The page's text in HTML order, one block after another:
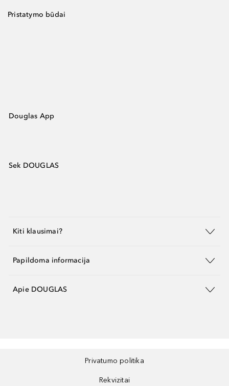
Pristatymo būdai
Douglas App
Sek DOUGLAS
Kiti klausimai?
Papildoma informacija
Apie DOUGLAS
Privatumo politika
Rekvizitai